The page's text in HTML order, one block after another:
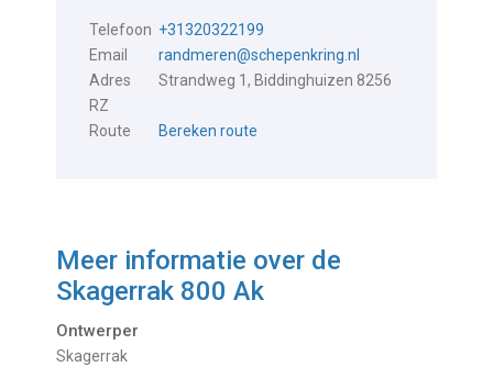
Telefoon +31320322199
Email
randmeren@schepenkring.nl
Adres
Strandweg 1, Biddinghuizen 8256
RZ
Route
Bereken route
Meer informatie over de
Skagerrak 800 Ak
Ontwerper
Skagerrak